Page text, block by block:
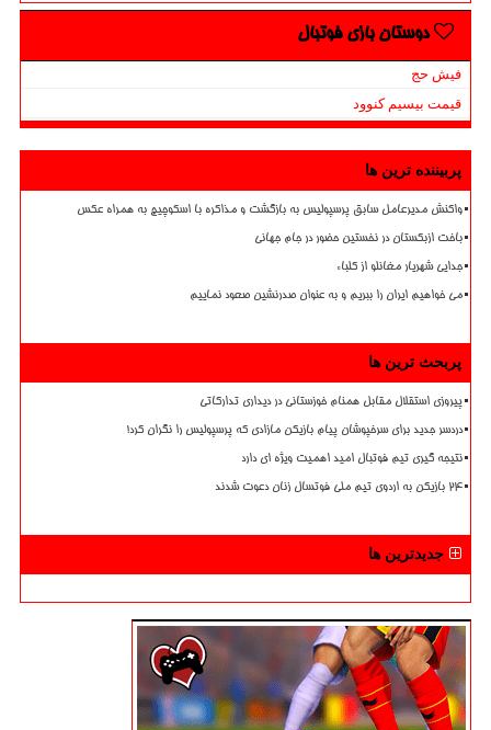
دوستان بازی فوتبال
فیش حج
قیمت بیسیم کنوود
پربیننده ترین ها
واکنش مدیرعامل سابق پرسپولیس به بازگشت و مذاکره با اسکوچیچ به همراه عکس
باخت ازبکستان در نخستین حضور در جام جهانی
جدایی شهریار مغانلو از کلباء
می خواهیم ایران را ببریم و به عنوان صدرنشین صعود نماییم
پربحث ترین ها
پیروزی استقلال مقابل همنام خوزستانی در دیداری تدارکاتی
دردسر جدید برای سرخپوشان پیام بازیکن مازادی که پرسپولیس را نگران کرد!
نتیجه گیری تیم فوتبال امید اهمیت ویژه ای دارد
۲۴ بازیکن به اردوی تیم ملی فوتسال زنان دعوت شدند
جدیدترین ها